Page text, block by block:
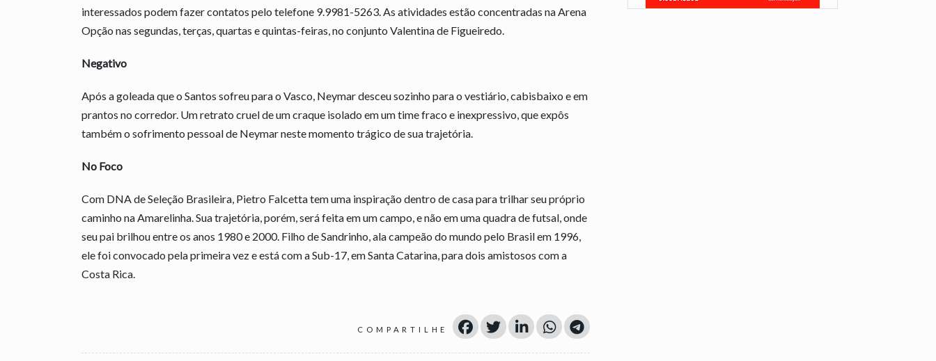
interessados podem fazer contatos pelo telefone 9.9981-5263. As atividades estão concentradas na Arena
Opção nas segundas, terças, quartas e quintas-feiras, no conjunto Valentina de Figueiredo.
Negativo
Após a goleada que o Santos sofreu para o Vasco, Neymar desceu sozinho para o vestiário, cabisbaixo e em
prantos no corredor. Um retrato cruel de um craque isolado em um time fraco e inexpressivo, que expôs
também o sofrimento pessoal de Neymar neste momento trágico de sua trajetória.
No Foco
Com DNA de Seleção Brasileira, Pietro Falcetta tem uma inspiração dentro de casa para trilhar seu próprio
caminho na Amarelinha. Sua trajetória, porém, será feita em um campo, e não em uma quadra de futsal, onde
seu pai brilhou entre os anos 1980 e 2000. Filho de Sandrinho, ala campeão do mundo pelo Brasil em 1996,
ele foi convocado pela primeira vez e está com a Sub-17, em Santa Catarina, para dois amistosos com a
Costa Rica.
COMPARTILHE